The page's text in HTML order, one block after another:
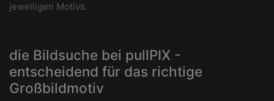
jeweiligen Motivs.
die Bildsuche bei pullPIX -
entscheidend für das richtige
Großbildmotiv